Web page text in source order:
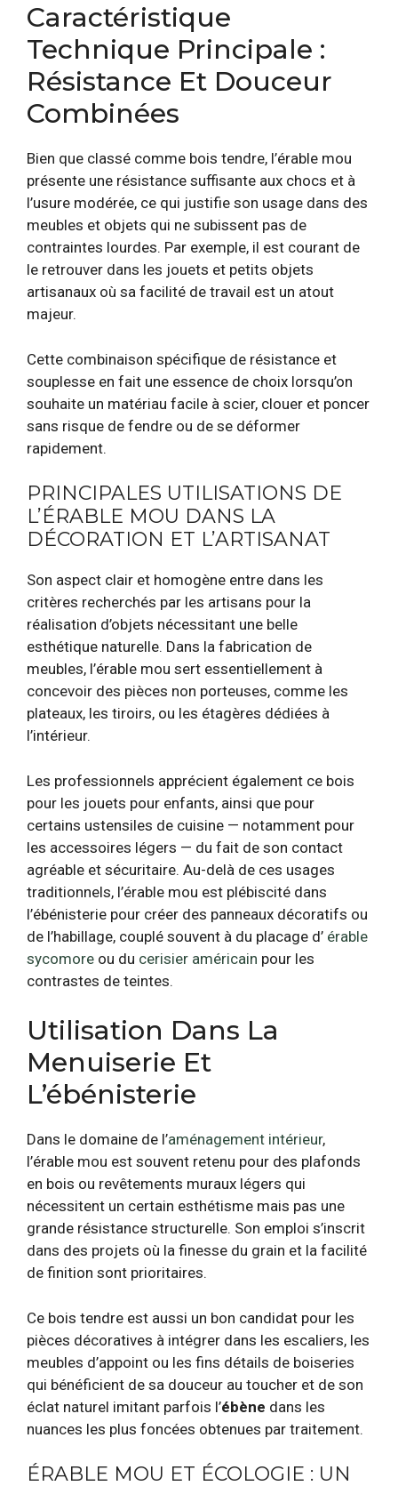
Caractéristique
Technique Principale :
Résistance Et Douceur
Combinées
Bien que classé comme bois tendre, l’érable mou
présente une résistance suffisante aux chocs et à
l’usure modérée, ce qui justifie son usage dans des
meubles et objets qui ne subissent pas de
contraintes lourdes. Par exemple, il est courant de
le retrouver dans les jouets et petits objets
artisanaux où sa facilité de travail est un atout
majeur.
Cette combinaison spécifique de résistance et
souplesse en fait une essence de choix lorsqu’on
souhaite un matériau facile à scier, clouer et poncer
sans risque de fendre ou de se déformer
rapidement.
PRINCIPALES UTILISATIONS DE
L’ÉRABLE MOU DANS LA
DÉCORATION ET L’ARTISANAT
Son aspect clair et homogène entre dans les
critères recherchés par les artisans pour la
réalisation d’objets nécessitant une belle
esthétique naturelle. Dans la fabrication de
meubles, l’érable mou sert essentiellement à
concevoir des pièces non porteuses, comme les
plateaux, les tiroirs, ou les étagères dédiées à
l’intérieur.
Les professionnels apprécient également ce bois
pour les jouets pour enfants, ainsi que pour
certains ustensiles de cuisine — notamment pour
les accessoires légers — du fait de son contact
agréable et sécuritaire. Au-delà de ces usages
traditionnels, l’érable mou est plébiscité dans
l’ébénisterie pour créer des panneaux décoratifs ou
de l’habillage, couplé souvent à du placage d’ érable
sycomore ou du cerisier américain pour les
contrastes de teintes.
Utilisation Dans La
Menuiserie Et
L’ébénisterie
Dans le domaine de l’aménagement intérieur,
l’érable mou est souvent retenu pour des plafonds
en bois ou revêtements muraux légers qui
nécessitent un certain esthétisme mais pas une
grande résistance structurelle. Son emploi s’inscrit
dans des projets où la finesse du grain et la facilité
de finition sont prioritaires.
Ce bois tendre est aussi un bon candidat pour les
pièces décoratives à intégrer dans les escaliers, les
meubles d’appoint ou les fins détails de boiseries
qui bénéficient de sa douceur au toucher et de son
éclat naturel imitant parfois l’ébène dans les
nuances les plus foncées obtenues par traitement.
ÉRABLE MOU ET ÉCOLOGIE : UN